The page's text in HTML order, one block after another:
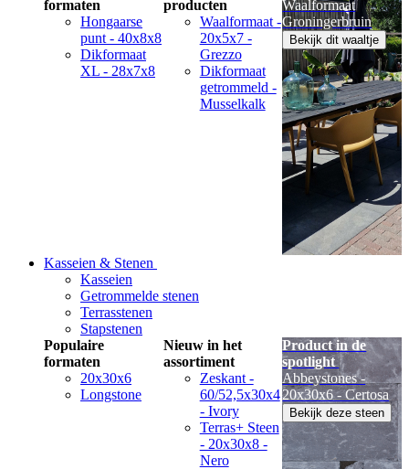
formaten
Hongaarse
punt - 40x8x8
Dikformaat
XL - 28x7x8
producten
Waalformaat -
20x5x7 -
Grezzo
Dikformaat
getrommeld -
Musselkalk
Waalformaat
Groningerbruin
Bekijk dit waaltje
Kasseien & Stenen
Kasseien
Getrommelde stenen
Terrasstenen
Stapstenen
Populaire
formaten
20x30x6
Longstone
Nieuw in het
assortiment
Zeskant -
60/52,5x30x4
- Ivory
Terras+ Steen
- 20x30x8 -
Nero
Product in de
spotlight
Abbeystones -
20x30x6 - Certosa
Bekijk deze steen